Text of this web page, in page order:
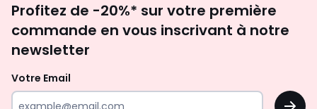
newsletter
Profitez de -20%* sur votre première
commande en vous inscrivant à notre
newsletter
Votre Email
OK